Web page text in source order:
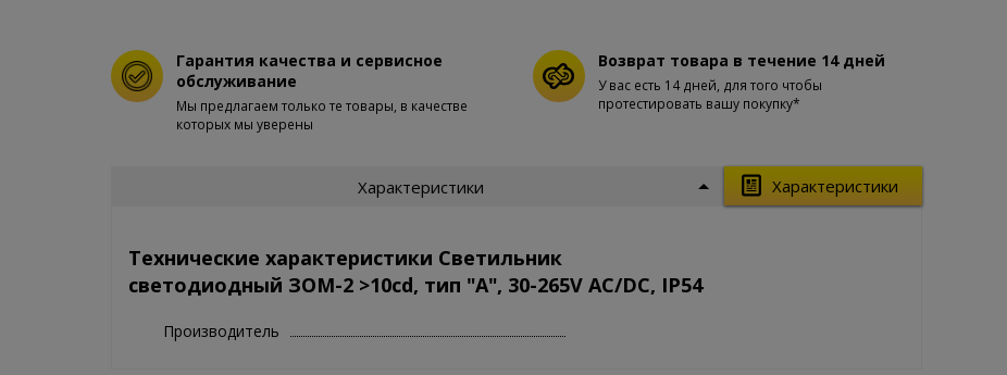
Гарантия качества и сервисное
обслуживание
Мы предлагаем только те товары, в качестве
которых мы уверены
Возврат товара в течение 14 дней
У вас есть 14 дней, для того чтобы
протестировать вашу покупку*
Характеристики
Характеристики
Технические характеристики Светильник
светодиодный ЗОМ-2 >10cd, тип "А", 30-265V AC/DC, IP54
Производитель